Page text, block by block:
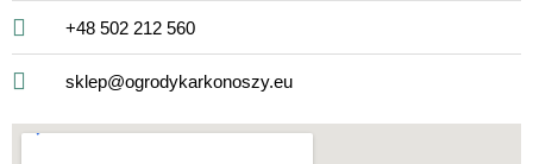
+48 502 212 560
sklep@ogrodykarkonoszy.eu